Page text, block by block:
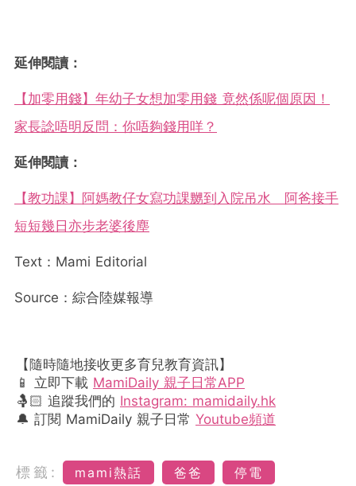
延伸閱讀：
【加零用錢】年幼子女想加零用錢 竟然係呢個原因！
家長諗唔明反問：你唔夠錢用咩？
延伸閱讀：
【教功課】阿媽教仔女寫功課嬲到入院吊水 阿爸接手
短短幾日亦步老婆後塵
Text：Mami Editorial
Source：綜合陸媒報導
【隨時隨地接收更多育兒教育資訊】
📱 立即下載 MamiDaily 親子日常APP
🤱🏻 追蹤我們的 Instagram: mamidaily.hk
🔔 訂閱 MamiDaily 親子日常 Youtube頻道
標籤: mami熱話 爸爸
停電